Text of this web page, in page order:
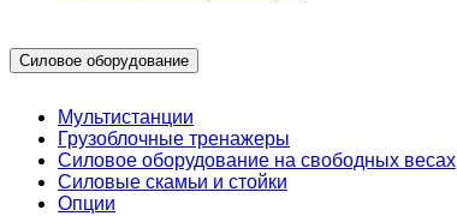
Силовое оборудование
Мультистанции
Грузоблочные тренажеры
Силовое оборудование на свободных весах
Силовые скамьи и стойки
Опции